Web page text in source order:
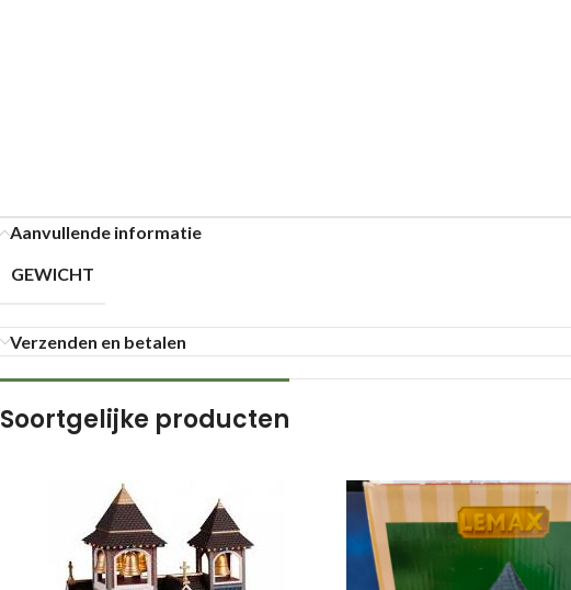
Aanvullende informatie
GEWICHT
Verzenden en betalen
Soortgelijke producten